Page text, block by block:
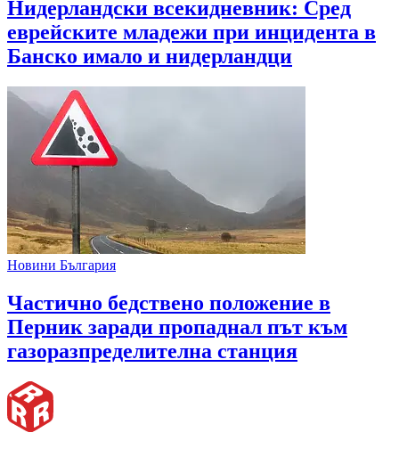
Нидерландски всекидневник: Сред
еврейските младежи при инцидента в
Банско имало и нидерландци
Новини България
Частично бедствено положение в
Перник заради пропаднал път към
газоразпределителна станция